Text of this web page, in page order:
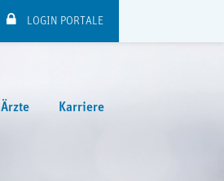
LOGIN PORTALE
Ärzte Karriere